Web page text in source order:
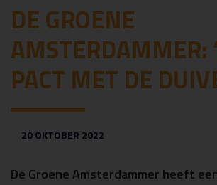
DE GROENE
AMSTERDAMMER:
PACT MET DE
20 OKTOBER 2022
De Groene Amsterdammer heeft